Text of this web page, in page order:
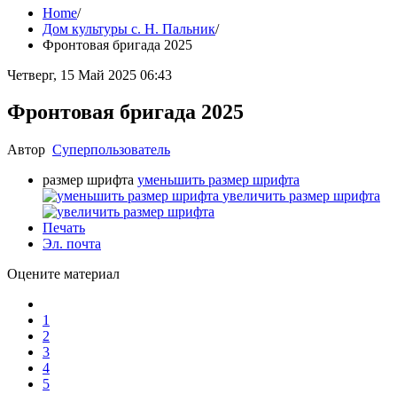
Home/
Дом культуры с. Н. Пальник/
Фронтовая бригада 2025
Четверг, 15 Май 2025 06:43
Фронтовая бригада 2025
Автор Суперпользователь
размер шрифта уменьшить размер шрифта
увеличить размер шрифта
Печать
Эл. почта
Оцените материал
1
2
3
4
5